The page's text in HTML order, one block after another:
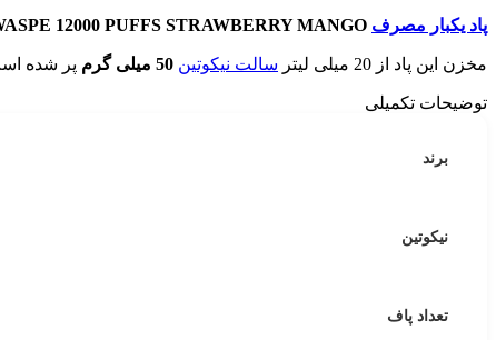
پاد یکبار مصرف 12000 PUFFS STRAWBERRY MANGO
مخزن این پاد از 20 میلی لیتر سالت نیکوتین 50 میلی گرم پر شده
توضیحات تکمیلی
برند
نیکوتین
تعداد پاف